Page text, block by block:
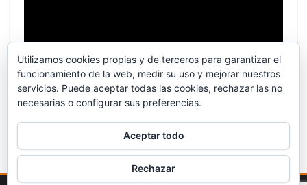
Utilizamos cookies propias y de terceros para garantizar el
funcionamiento de la web, medir su uso y mejorar nuestros
servicios. Puede aceptar todas las cookies, rechazar las no
necesarias o configurar sus preferencias.
Aceptar todo
Rechazar